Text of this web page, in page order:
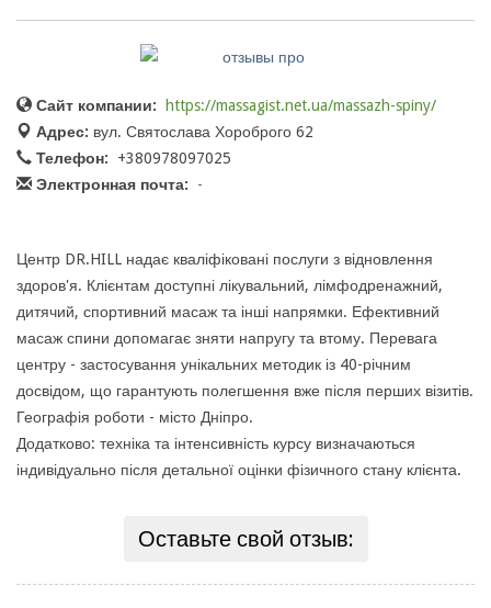
Сайт компании:
https://massagist.net.ua/massazh-spiny/
Адрес: вул. Святослава Хороброго 62
Телефон:
+380978097025
Электронная почта:
-
Центр DR.HILL надає кваліфіковані послуги з відновлення
здоров'я. Клієнтам доступні лікувальний, лімфодренажний,
дитячий, спортивний масаж та інші напрямки. Ефективний
масаж спини допомагає зняти напругу та втому. Перевага
центру - застосування унікальних методик із 40-річним
досвідом, що гарантують полегшення вже після перших візитів.
Географія роботи - місто Дніпро.
Додатково: техніка та інтенсивність курсу визначаються
індивідуально після детальної оцінки фізичного стану клієнта.
Оставьте свой отзыв: